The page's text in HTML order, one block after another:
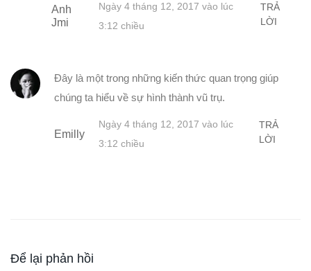
Anh
Jmi
Ngày 4 tháng 12, 2017 vào lúc
3:12 chiều
TRẢ
LỜI
Đây là một trong những kiến thức quan trọng giúp
chúng ta hiểu về sự hình thành vũ trụ.
Emilly
Ngày 4 tháng 12, 2017 vào lúc
3:12 chiều
TRẢ
LỜI
Để lại phản hồi